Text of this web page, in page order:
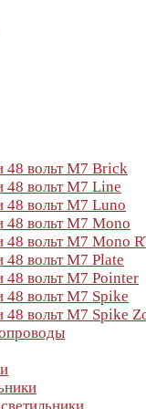
48 вольт M7 Brick
48 вольт M7 Line
48 вольт M7 Luno
48 вольт M7 Mono
48 вольт M7 Mono
48 вольт M7 Plate
48 вольт M7 Pointer
48 вольт M7 Spike
48 вольт M7 Spike